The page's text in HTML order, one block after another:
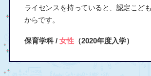
ライセンスを持っていると、認定こど
からです。
保育学科 / 女性（2020年度入学）